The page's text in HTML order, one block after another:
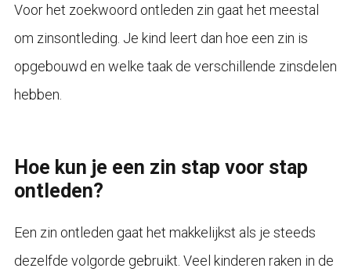
Voor het zoekwoord ontleden zin gaat het meestal
om zinsontleding. Je kind leert dan hoe een zin is
opgebouwd en welke taak de verschillende zinsdelen
hebben.
Hoe kun je een zin stap voor stap
ontleden?
Een zin ontleden gaat het makkelijkst als je steeds
dezelfde volgorde gebruikt. Veel kinderen raken in de